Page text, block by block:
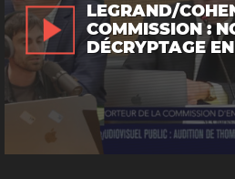
LEGRAND/
COMMISSION :
DÉCRYPTAGE